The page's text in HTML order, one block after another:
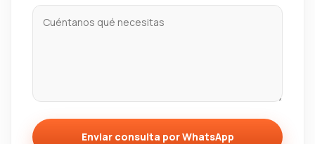
Enviar consulta por WhatsApp